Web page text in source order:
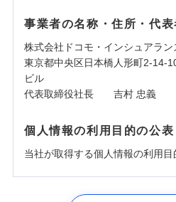
事業者の名称・住所・代表
株式会社ドコモ・インシュアラン
東京都中央区日本橋人形町2-14-
ビル
代表取締役社長 吉村 忠義
個人情報の利用目的の公表
当社が取得する個人情報の利用目